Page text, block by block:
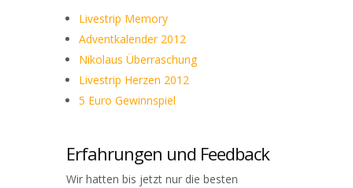
Livestrip Memory
Adventkalender 2012
Nikolaus Überraschung
Livestrip Herzen 2012
5 Euro Gewinnspiel
Erfahrungen und Feedback
Wir hatten bis jetzt nur die besten